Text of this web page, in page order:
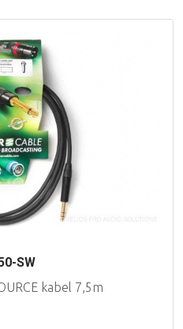
SW
kabel 7,5m